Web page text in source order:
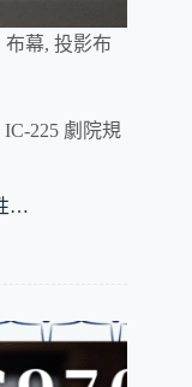
布幕, 投影布
IC-225 劇院規
…